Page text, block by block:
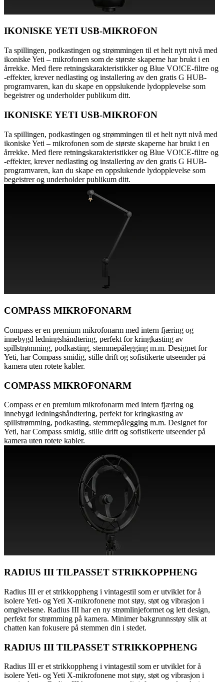
IKONISKE YETI USB-MIKROFON
Ta spillingen, podkastingen og strømmingen til et helt nytt nivå med
ikoniske Yeti – mikrofonen som de største skaperne har brukt i en
årrekke. Med flere retningskarakteristikker og Blue VO!CE-filtre og
-effekter, krever nedlasting og installering av den gratis G HUB-
programvaren, kan du skape en oppslukende lydopplevelse som
begeistrer og underholder publikum ditt.
IKONISKE YETI USB-MIKROFON
Ta spillingen, podkastingen og strømmingen til et helt nytt nivå med
ikoniske Yeti – mikrofonen som de største skaperne har brukt i en
årrekke. Med flere retningskarakteristikker og Blue VO!CE-filtre og
-effekter, krever nedlasting og installering av den gratis G HUB-
programvaren, kan du skape en oppslukende lydopplevelse som
begeistrer og underholder publikum ditt.
COMPASS MIKROFONARM
Compass er en premium mikrofonarm med intern fjæring og
innebygd ledningshåndtering, perfekt for kringkasting av
spillstrømming, podkasting, stemmepålegging m.m. Designet for
Yeti, har Compass smidig, stille drift og sofistikerte utseender på
kamera uten rotete kabler.
COMPASS MIKROFONARM
Compass er en premium mikrofonarm med intern fjæring og
innebygd ledningshåndtering, perfekt for kringkasting av
spillstrømming, podkasting, stemmepålegging m.m. Designet for
Yeti, har Compass smidig, stille drift og sofistikerte utseender på
kamera uten rotete kabler.
RADIUS III TILPASSET STRIKKOPPHENG
Radius III er et strikkoppheng i vintagestil som er utviklet for å
isolere Yeti- og Yeti X-mikrofonene mot støy, støt og vibrasjon i
omgivelsene. Radius III har en ny strømlinjeformet og lett design,
perfekt for strømming på kamera. Minimer bakgrunnsstøy slik at
chatten kan fokusere på stemmen din i stedet.
RADIUS III TILPASSET STRIKKOPPHENG
Radius III er et strikkoppheng i vintagestil som er utviklet for å
isolere Yeti- og Yeti X-mikrofonene mot støy, støt og vibrasjon i